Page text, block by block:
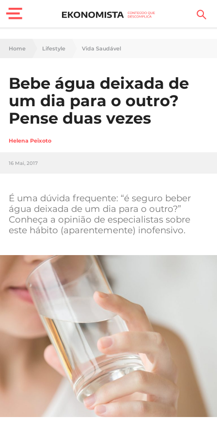
Finanças Pessoais
Carreira
Casa
Lifestyle
Sociedade
Negócios
Mundial 2026
Home Lifestyle Vida Saudável
Bebe água deixada de
um dia para o outro?
Pense duas vezes
Helena Peixoto
16 Mai, 2017
É uma dúvida frequente: “é seguro beber
água deixada de um dia para o outro?”
Conheça a opinião de especialistas sobre
este hábito (aparentemente) inofensivo.